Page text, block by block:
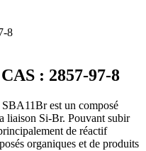
8
: 2857-97-8
est un composé
liaison Si-Br. Pouvant subir
de réactif
organiques et de produits